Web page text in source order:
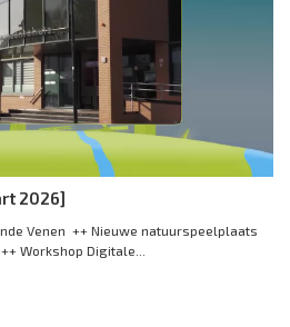
2026]
Venen ++ Nieuwe natuurspeelplaats
Workshop Digitale...